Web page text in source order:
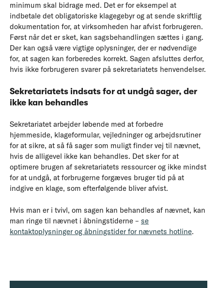
minimum skal bidrage med. Det er for eksempel at
indbetale det obligatoriske klagegebyr og at sende skriftlig
dokumentation for, at virksomheden har afvist forbrugeren.
Først når det er sket, kan sagsbehandlingen sættes i gang.
Der kan også være vigtige oplysninger, der er nødvendige
for, at sagen kan forberedes korrekt. Sagen afsluttes derfor,
hvis ikke forbrugeren svarer på sekretariatets henvendelser.
Sekretariatets indsats for at undgå sager, der
ikke kan behandles
Sekretariatet arbejder løbende med at forbedre
hjemmeside, klageformular, vejledninger og arbejdsrutiner
for at sikre, at så få sager som muligt finder vej til nævnet,
hvis de alligevel ikke kan behandles. Det sker for at
optimere brugen af sekretariatets ressourcer og ikke mindst
for at undgå, at forbrugerne forgæves bruger tid på at
indgive en klage, som efterfølgende bliver afvist.
Hvis man er i tvivl, om sagen kan behandles af nævnet, kan
man ringe til nævnet i åbningstiderne – se
kontaktoplysninger og åbningstider for nævnets hotline.